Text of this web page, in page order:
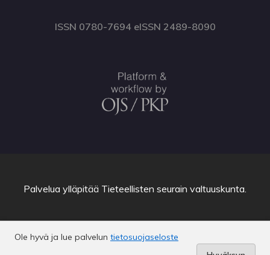
ISSN 0780-7694 eISSN 2489-8090
Ole hyvä ja lue palvelun tietosuojaseloste
Palvelua ylläpitää Tieteellisten seurain valtuuskunta.